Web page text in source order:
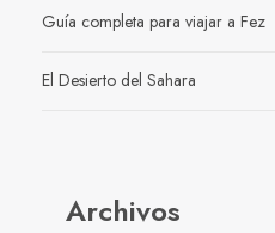
Guía completa para viajar a Fez
El Desierto del Sahara
Archivos